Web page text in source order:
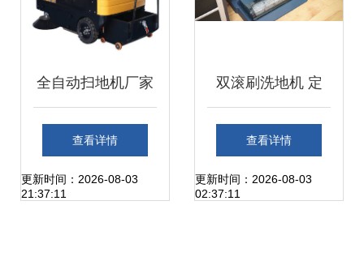
全自动扫地机厂家
直销 艾特洁扫地机
与洗地机优惠批发
查看详情
更新时间：2026-08-03
21:37:11
双滚刷洗地机 定
义、优势与洗扫一
体机的深度解析
查看详情
更新时间：2026-08-03
02:37:11